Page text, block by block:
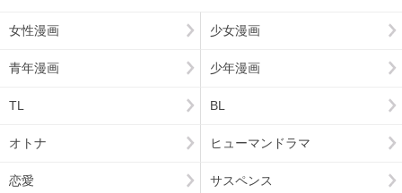
女性漫画 少女漫画
青年漫画 少年漫画
TL BL
オトナ ヒューマンドラマ
恋愛 サスペンス